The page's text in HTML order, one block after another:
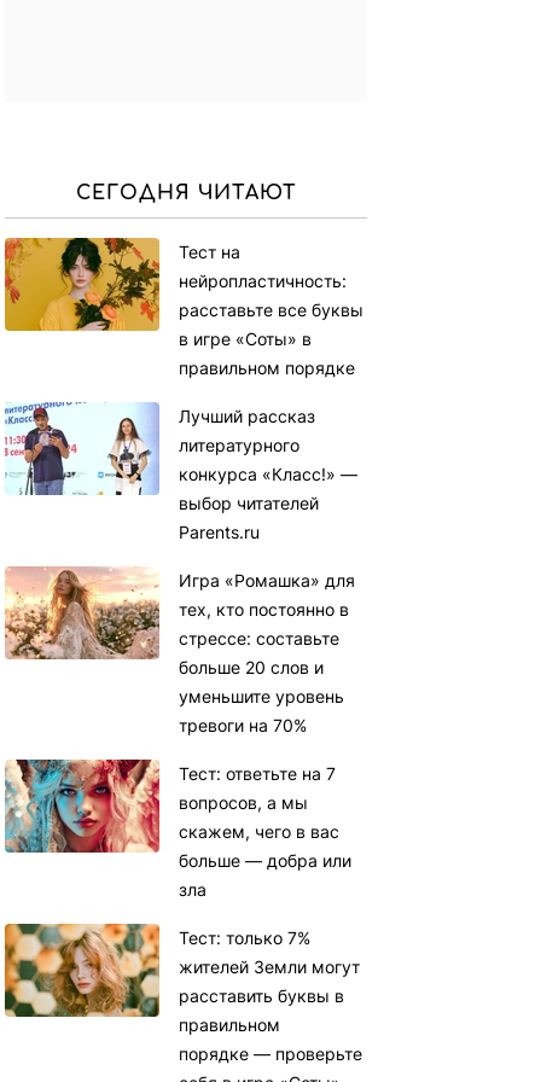
СЕГОДНЯ ЧИТАЮТ
Тест на
нейропластичность:
расставьте все буквы
в игре «Соты» в
правильном порядке
Лучший рассказ
литературного
конкурса «Класс!» —
выбор читателей
Parents.ru
Игра «Ромашка» для
тех, кто постоянно в
стрессе: составьте
больше 20 слов и
уменьшите уровень
тревоги на 70%
Тест: ответьте на 7
вопросов, а мы
скажем, чего в вас
больше — добра или
зла
Тест: только 7%
жителей Земли могут
расставить буквы в
правильном
порядке — проверьте